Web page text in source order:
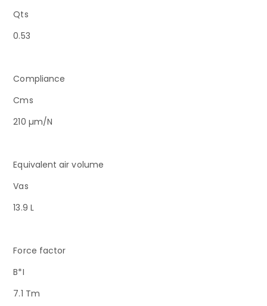
Qts
0.53
Compliance
Cms
210 µm/N
Equivalent air volume
Vas
13.9 L
Force factor
B*I
7.1 Tm